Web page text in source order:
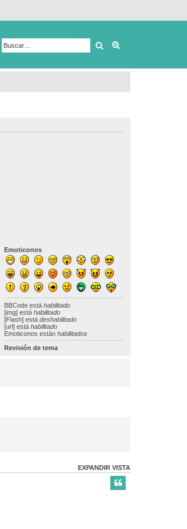
Buscar
Emoticonos
BBCode estáhabilitado
[img] estáhabilitado
[Flash] estádeshabilitado
[url] estáhabilitado
Emoticonos estánhabilitados
Revisión de tema
EXPANDIR VISTA